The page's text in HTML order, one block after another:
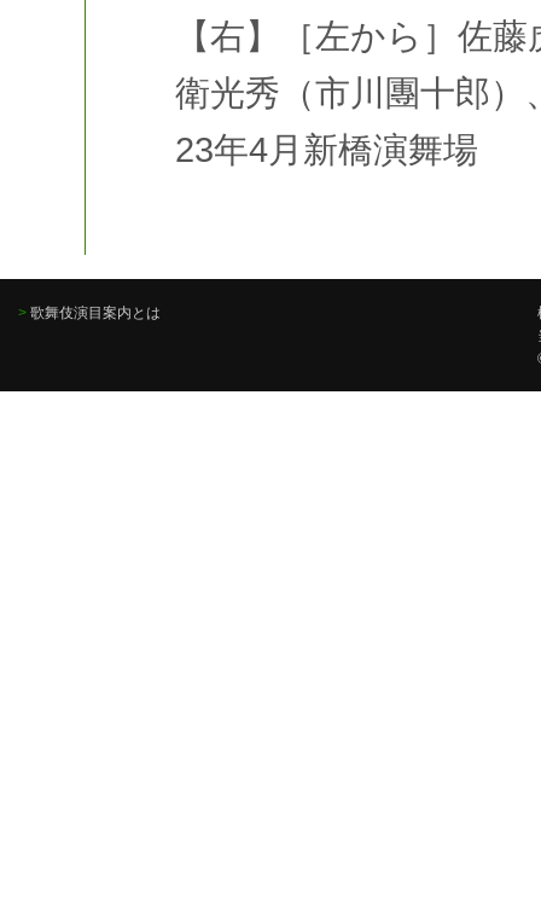
【右】［左から］佐
衛光秀（市川團十郎
23年4月新橋演舞場
> 歌舞伎演目案内とは